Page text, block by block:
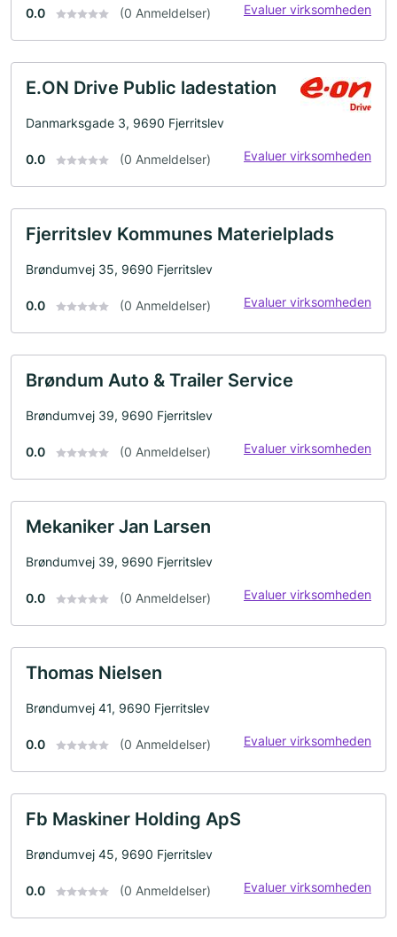
0.0 (0 Anmeldelser) Evaluer virksomheden
E.ON Drive Public ladestation
Danmarksgade 3, 9690 Fjerritslev
0.0 (0 Anmeldelser) Evaluer virksomheden
Fjerritslev Kommunes Materielplads
Brøndumvej 35, 9690 Fjerritslev
0.0 (0 Anmeldelser) Evaluer virksomheden
Brøndum Auto & Trailer Service
Brøndumvej 39, 9690 Fjerritslev
0.0 (0 Anmeldelser) Evaluer virksomheden
Mekaniker Jan Larsen
Brøndumvej 39, 9690 Fjerritslev
0.0 (0 Anmeldelser) Evaluer virksomheden
Thomas Nielsen
Brøndumvej 41, 9690 Fjerritslev
0.0 (0 Anmeldelser) Evaluer virksomheden
Fb Maskiner Holding ApS
Brøndumvej 45, 9690 Fjerritslev
0.0 (0 Anmeldelser) Evaluer virksomheden